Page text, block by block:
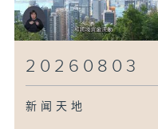
20260803
新闻天地